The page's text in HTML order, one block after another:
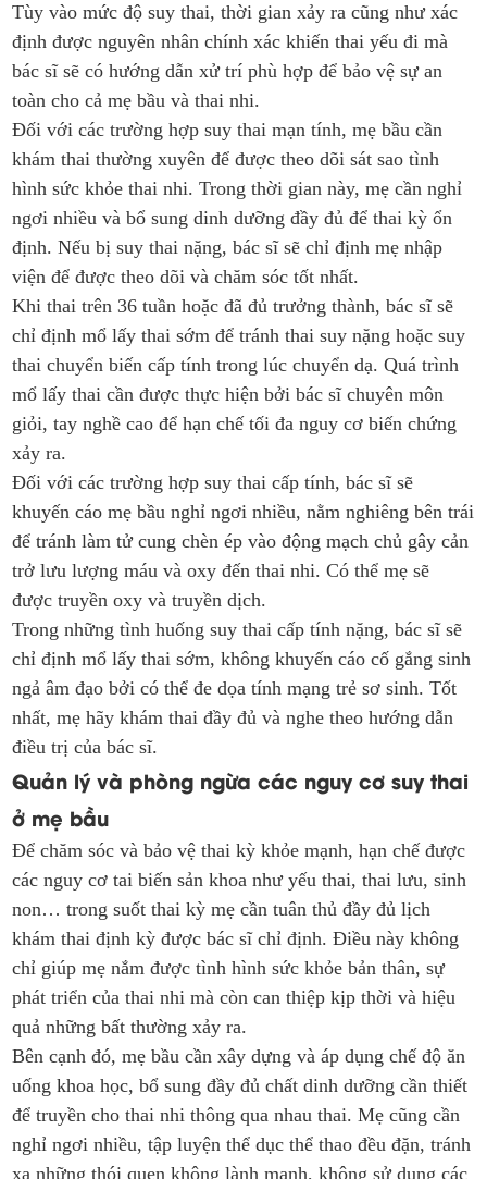
Tùy vào mức độ suy thai, thời gian xảy ra cũng như xác
định được nguyên nhân chính xác khiến thai yếu đi mà
bác sĩ sẽ có hướng dẫn xử trí phù hợp để bảo vệ sự an
toàn cho cả mẹ bầu và thai nhi.
Đối với các trường hợp suy thai mạn tính, mẹ bầu cần
khám thai thường xuyên để được theo dõi sát sao tình
hình sức khỏe thai nhi. Trong thời gian này, mẹ cần nghỉ
ngơi nhiều và bổ sung dinh dưỡng đầy đủ để thai kỳ ổn
định. Nếu bị suy thai nặng, bác sĩ sẽ chỉ định mẹ nhập
viện để được theo dõi và chăm sóc tốt nhất.
Khi thai trên 36 tuần hoặc đã đủ trưởng thành, bác sĩ sẽ
chỉ định mổ lấy thai sớm để tránh thai suy nặng hoặc suy
thai chuyển biến cấp tính trong lúc chuyển dạ. Quá trình
mổ lấy thai cần được thực hiện bởi bác sĩ chuyên môn
giỏi, tay nghề cao để hạn chế tối đa nguy cơ biến chứng
xảy ra.
Đối với các trường hợp suy thai cấp tính, bác sĩ sẽ
khuyến cáo mẹ bầu nghỉ ngơi nhiều, nằm nghiêng bên trái
để tránh làm tử cung chèn ép vào động mạch chủ gây cản
trở lưu lượng máu và oxy đến thai nhi. Có thể mẹ sẽ
được truyền oxy và truyền dịch.
Trong những tình huống suy thai cấp tính nặng, bác sĩ sẽ
chỉ định mổ lấy thai sớm, không khuyến cáo cố gắng sinh
ngả âm đạo bởi có thể đe dọa tính mạng trẻ sơ sinh. Tốt
nhất, mẹ hãy khám thai đầy đủ và nghe theo hướng dẫn
điều trị của bác sĩ.
Quản lý và phòng ngừa các nguy cơ suy thai
ở mẹ bầu
Để chăm sóc và bảo vệ thai kỳ khỏe mạnh, hạn chế được
các nguy cơ tai biến sản khoa như yếu thai, thai lưu, sinh
non… trong suốt thai kỳ mẹ cần tuân thủ đầy đủ lịch
khám thai định kỳ được bác sĩ chỉ định. Điều này không
chỉ giúp mẹ nắm được tình hình sức khỏe bản thân, sự
phát triển của thai nhi mà còn can thiệp kịp thời và hiệu
quả những bất thường xảy ra.
Bên cạnh đó, mẹ bầu cần xây dựng và áp dụng chế độ ăn
uống khoa học, bổ sung đầy đủ chất dinh dưỡng cần thiết
để truyền cho thai nhi thông qua nhau thai. Mẹ cũng cần
nghỉ ngơi nhiều, tập luyện thể dục thể thao đều đặn, tránh
xa những thói quen không lành mạnh, không sử dụng các